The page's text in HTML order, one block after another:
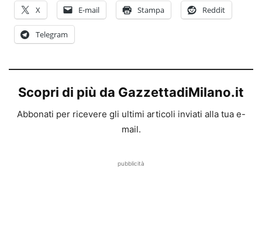
X E-mail Stampa Reddit
Telegram
Scopri di più da GazzettadiMilano.it
Abbonati per ricevere gli ultimi articoli inviati alla tua e-
mail.
pubblicità